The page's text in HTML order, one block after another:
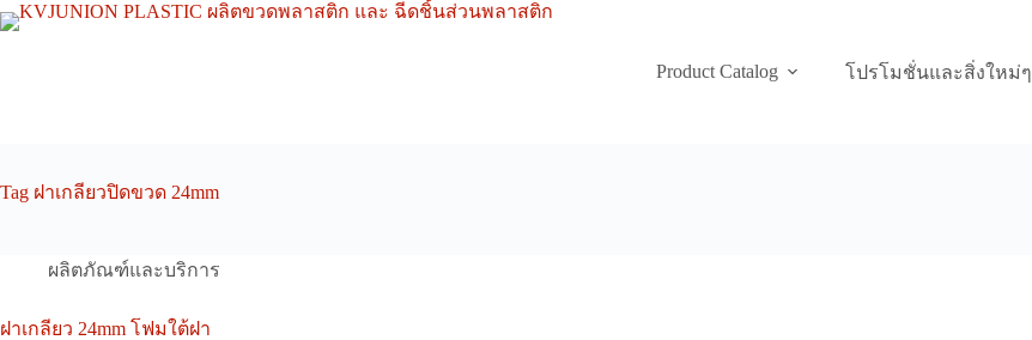
Skip
to
Product Catalog
โปรโมชั่นและสิ่งใหม่ๆ
Tag ฝาเกลียวปิดขวด 24mm
ผลิตภัณฑ์และบริการ
ฝาเกลียว 24mm โฟมใต้ฝา